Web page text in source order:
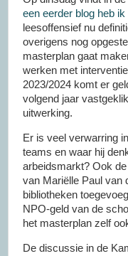
een eerder blog heb
leesoffensief nu
overigens nog
masterplan gaat
werken met
2023/2024 komt er
volgend jaar
uitwerking.
Er is veel verwarring
teams en waar hij
arbeidsmarkt? Ook
van Mariëlle Paul van
bibliotheken
NPO-geld van de
het masterplan zelf
De discussie in de